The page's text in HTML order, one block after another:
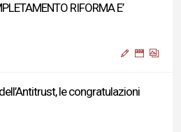
RIFORMA E’
le congratulazioni